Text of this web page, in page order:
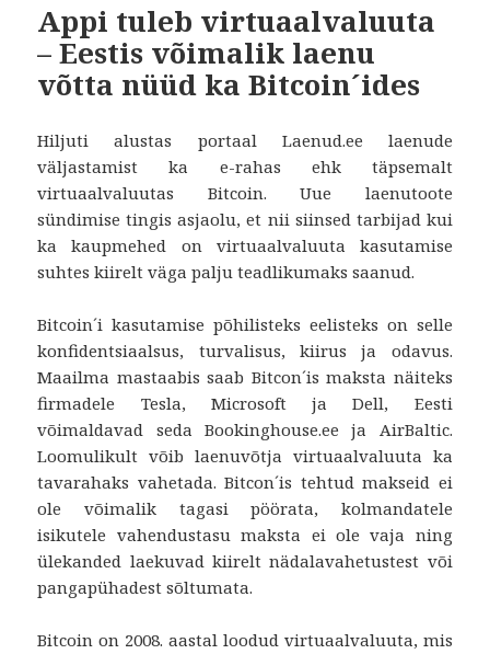
Appi tuleb virtuaalvaluuta
– Eestis võimalik laenu
võtta nüüd ka Bitcoin´ides
Hiljuti alustas portaal Laenud.ee laenude
väljastamist ka e-rahas ehk täpsemalt
virtuaalvaluutas Bitcoin. Uue laenutoote
sündimise tingis asjaolu, et nii siinsed tarbijad kui
ka kaupmehed on virtuaalvaluuta kasutamise
suhtes kiirelt väga palju teadlikumaks saanud.
Bitcoin´i kasutamise põhilisteks eelisteks on selle
konfidentsiaalsus, turvalisus, kiirus ja odavus.
Maailma mastaabis saab Bitcon´is maksta näiteks
firmadele Tesla, Microsoft ja Dell, Eesti
võimaldavad seda Bookinghouse.ee ja AirBaltic.
Loomulikult võib laenuvõtja virtuaalvaluuta ka
tavarahaks vahetada. Bitcon´is tehtud makseid ei
ole võimalik tagasi pöörata, kolmandatele
isikutele vahendustasu maksta ei ole vaja ning
ülekanded laekuvad kiirelt nädalavahetustest või
pangapühadest sõltumata.
Bitcoin on 2008. aastal loodud virtuaalvaluuta, mis